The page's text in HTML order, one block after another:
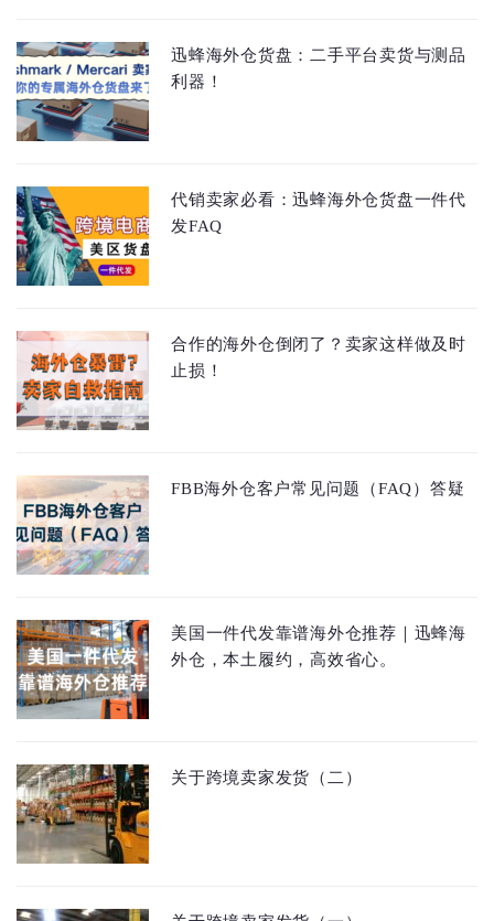
迅蜂海外仓货盘：二手平台卖货与测品
利器！
代销卖家必看：迅蜂海外仓货盘一件代
发FAQ
合作的海外仓倒闭了？卖家这样做及时
止损！
FBB海外仓客户常见问题（FAQ）答疑
美国一件代发靠谱海外仓推荐｜迅蜂海
外仓，本土履约，高效省心。
关于跨境卖家发货（二）